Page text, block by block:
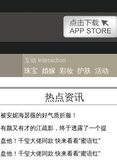
互动 Interaction
珠宝 婚嫁 彩妆 护肤 活动
热点资讯
被安妮海瑟薇的好气质折服！
有颜又有才的江疏影，终于透露了一个提
盘他！千玺大佬同款 快来看看“蜜语红”
盘他！千玺大佬同款 快来看看“蜜语红”